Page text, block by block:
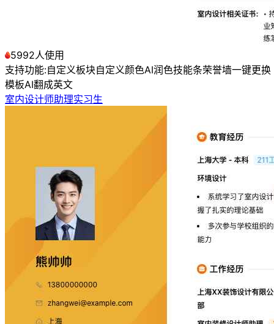
5992人使用
支持功能:自定义板块自定义颜色AI润色技能条荣誉墙一键更换
模板AI翻成英文
室内设计师助理实习生